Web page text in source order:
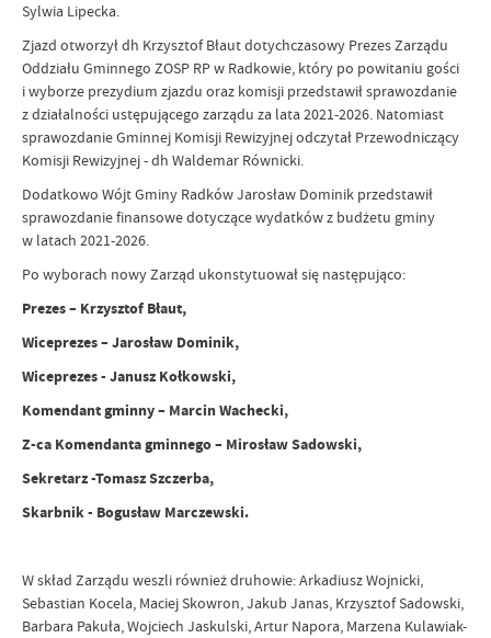
Sylwia Lipecka.
Zjazd otworzył dh Krzysztof Błaut dotychczasowy Prezes Zarządu
Oddziału Gminnego ZOSP RP w Radkowie, który po powitaniu gości
i wyborze prezydium zjazdu oraz komisji przedstawił sprawozdanie
z działalności ustępującego zarządu za lata 2021-2026. Natomiast
sprawozdanie Gminnej Komisji Rewizyjnej odczytał Przewodniczący
Komisji Rewizyjnej - dh Waldemar Równicki.
Dodatkowo Wójt Gminy Radków Jarosław Dominik przedstawił
sprawozdanie finansowe dotyczące wydatków z budżetu gminy
w latach 2021-2026.
Po wyborach nowy Zarząd ukonstytuował się następująco:
Prezes – Krzysztof Błaut,
Wiceprezes – Jarosław Dominik,
Wiceprezes - Janusz Kołkowski,
Komendant gminny – Marcin Wachecki,
Z-ca Komendanta gminnego – Mirosław Sadowski,
Sekretarz -Tomasz Szczerba,
Skarbnik - Bogusław Marczewski.
W skład Zarządu weszli również druhowie: Arkadiusz Wojnicki,
Sebastian Kocela, Maciej Skowron, Jakub Janas, Krzysztof Sadowski,
Barbara Pakuła, Wojciech Jaskulski, Artur Napora, Marzena Kulawiak-